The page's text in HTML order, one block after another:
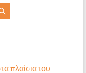
πλαίσια του